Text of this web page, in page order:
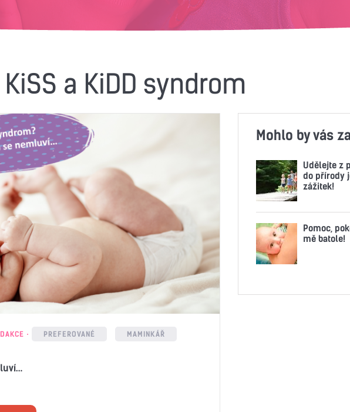
a KiDD syndrom
PREFEROVANÉ MAMINKÁŘ
Mohlo by vás
Udělejte z
do přírody
zážitek!
Pomoc,
mě batole!